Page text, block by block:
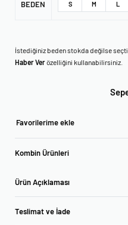
BEDEN S M L
İstediğiniz beden stokda değilse
Haber Verözelliğini kullanabilirsiniz.
Favorilerime ekle
Kombin Ürünleri
Ürün Açıklaması
Teslimat ve İade